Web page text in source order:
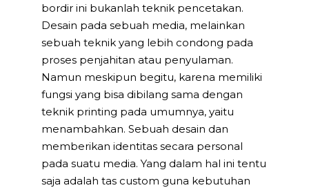
bordir ini bukanlah teknik pencetakan.
Desain pada sebuah media, melainkan
sebuah teknik yang lebih condong pada
proses penjahitan atau penyulaman.
Namun meskipun begitu, karena memiliki
fungsi yang bisa dibilang sama dengan
teknik printing pada umumnya, yaitu
menambahkan. Sebuah desain dan
memberikan identitas secara personal
pada suatu media. Yang dalam hal ini tentu
saja adalah tas custom guna kebutuhan